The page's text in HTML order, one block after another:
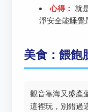
心得： 就
淨安全能睡覺
美食：餵飽
觀音靠海又盛產
這裡玩，別錯過